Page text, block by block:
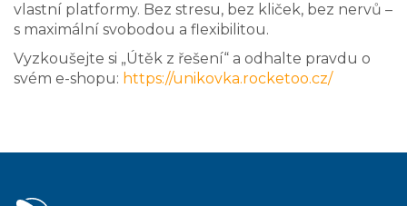
vlastní platformy. Bez stresu, bez kliček, bez nervů –
s maximální svobodou a flexibilitou.
Vyzkoušejte si „Útěk z řešení“ a odhalte pravdu o
svém e-shopu: https://unikovka.rocketoo.cz/